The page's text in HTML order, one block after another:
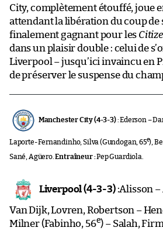
City, complètement étouffé, joue
attendant la libération du coup
finalement gagnant pour les
dans un plaisir double : celui de
Liverpool – jusqu’ici invaincu en
de préserver le suspense du
Manchester City (4-3-3): Ederson –
Laporte- Fernandinho, Silva (Gundogan, 65e),
Sané, Agüero.Entraîneur :Pep Guardiola.
Liverpool (4-3-3):Alisson –
Van Dijk, Lovren, Robertson –
Milner (Fabinho, 56e) – Salah,